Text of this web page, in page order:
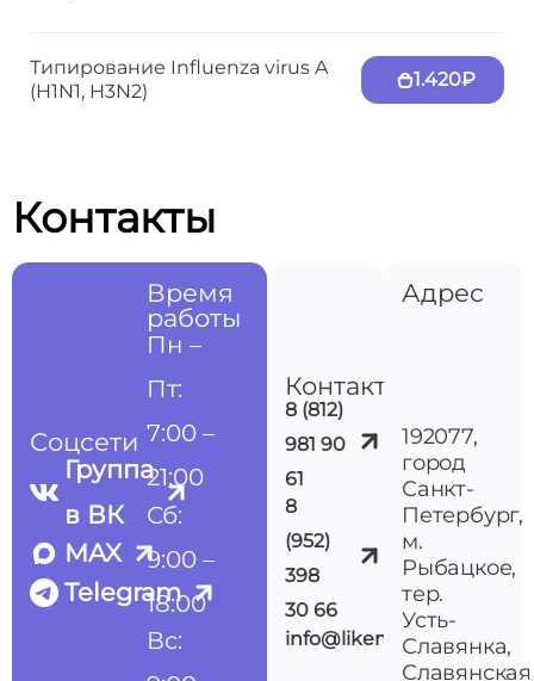
Типирование Influenza virus A
(H1N1, H3N2)
1.420₽
Контакты
Контакты
8 (812)
981 90
61
8
(952)
398
30 66
info@likemedspb.ru
Адрес
192077,
город
Санкт-
Петербург,
м.
Рыбацкое,
тер.
Усть-
Славянка,
Славянская
Соцсети
Группа
в ВК
MAX
Telegram
Время
работы
Пн –
Пт:
7:00 –
21:00
Сб:
9:00 –
18:00
Вс: